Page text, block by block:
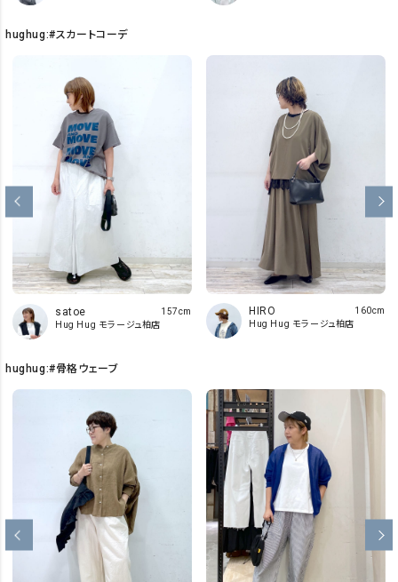
hughug:#スカートコーデ
satoe
Hug Hug モラージュ柏店
157cm HIRO
Hug Hug モラージュ柏店
160cm
hughug:#骨格ウェーブ